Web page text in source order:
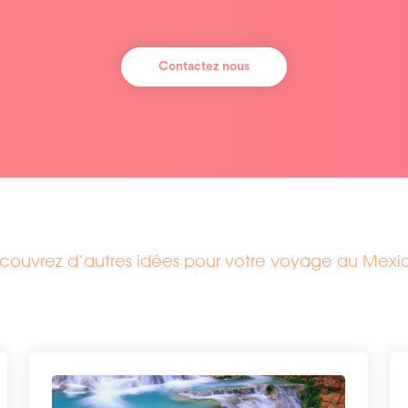
Contactez nous
d’autres idées pour votre voyage au